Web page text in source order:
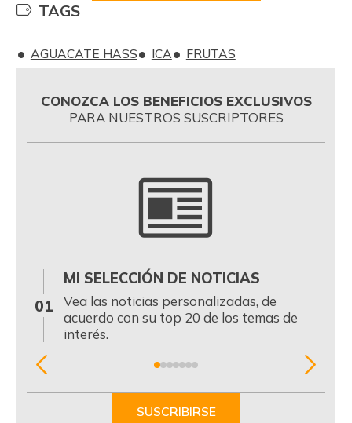
TAGS
AGUACATE HASS ICA FRUTAS
CONOZCA LOS BENEFICIOS EXCLUSIVOS
PARA NUESTROS SUSCRIPTORES
01
MI SELECCIÓN DE NOTICIAS
Vea las noticias personalizadas, de
acuerdo con su top 20 de los temas de
interés.
Item
SUSCRIBIRSE